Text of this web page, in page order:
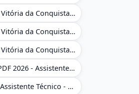
Combo Prefeitura de Vitória da Conquista - BA 2026 - Monitor Escolar (Suporte às Crianças com Deficiência)
Combo Prefeitura de Vitória da Conquista - BA 2026 - Pedagogo - Zona Urbana e/ou Rural
Combo Prefeitura de Vitória da Conquista - BA 2026 - Pedagogo - Zona Urbana e/ou Rural
Apostila CAU-SP em PDF 2026 - Assistente Técnico - Administrativo
Curso CAU-SP 2026 - Assistente Técnico - Administrativo e Administrativo Regional